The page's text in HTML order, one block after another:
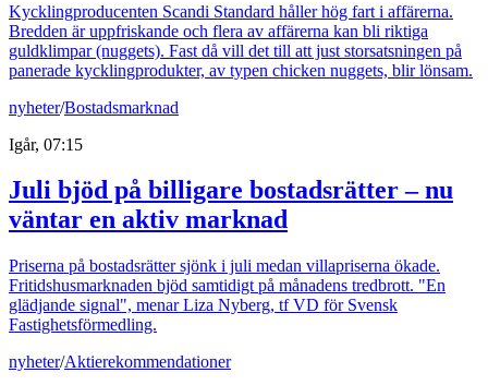
Kycklingproducenten Scandi Standard håller hög fart i affärerna.
Bredden är uppfriskande och flera av affärerna kan bli riktiga
guldklimpar (nuggets). Fast då vill det till att just storsatsningen på
panerade kycklingprodukter, av typen chicken nuggets, blir lönsam.
nyheter/Bostadsmarknad
Igår, 07:15
Juli bjöd på billigare bostadsrätter – nu
väntar en aktiv marknad
Priserna på bostadsrätter sjönk i juli medan villapriserna ökade.
Fritidshusmarknaden bjöd samtidigt på månadens tredbrott. "En
glädjande signal", menar Liza Nyberg, tf VD för Svensk
Fastighetsförmedling.
nyheter/Aktierekommendationer